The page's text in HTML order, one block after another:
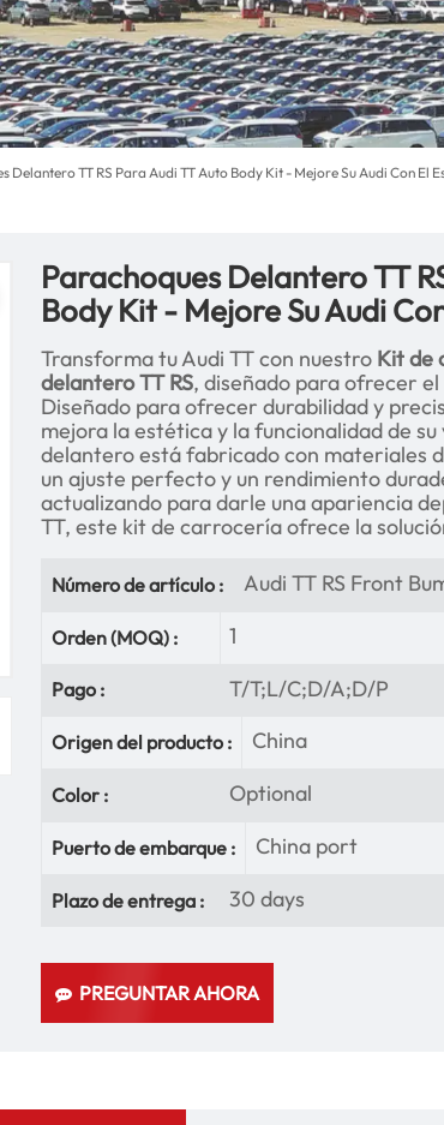
Delantero TT RS Para Audi TT Auto Body Kit - Mejore Su Audi Con El
Parachoques Delantero TT
Body Kit - Mejore Su Audi
Transforma tu Audi TT con nuestro Kit de
delantero TT RS, diseñado para ofrecer el
Diseñado para ofrecer durabilidad y
mejora la estética y la funcionalidad de
delantero está fabricado con materiales
un ajuste perfecto y un rendimiento
actualizando para darle una apariencia
TT, este kit de carrocería ofrece la
Número de artículo : Audi TT RS Front
Orden (MOQ) : 1
Pago : T/T;L/C;D/A;D/P
Origen del producto : China
Color : Optional
Puerto de embarque : China port
Plazo de entrega : 30 days
PREGUNTAR AHORA